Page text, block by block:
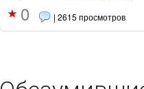
0 | 2615 просмотров